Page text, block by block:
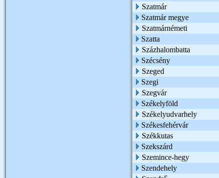
Szatmár
Szatmár megye
Szatmárnémeti
Szatta
Százhalombatta
Szécsény
Szeged
Szegi
Szegvár
Székelyföld
Székelyudvarhely
Székesfehérvár
Székkutas
Szekszárd
Szemince-hegy
Szendehely